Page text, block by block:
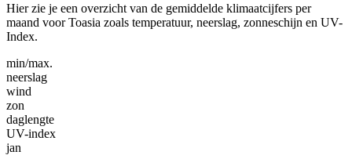
Hier zie je een overzicht van de gemiddelde klimaatcijfers per
maand voor Toasia zoals temperatuur, neerslag, zonneschijn en UV-
Index.
min/max.
neerslag
wind
zon
daglengte
UV-index
jan